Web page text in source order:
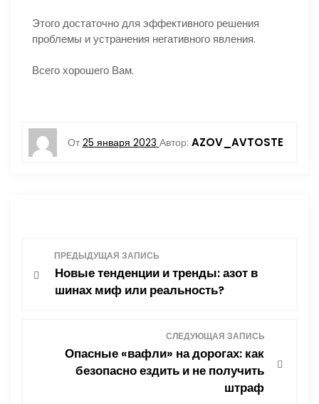
Этого достаточно для эффективного решения
проблемы и устранения негативного явления.
Всего хорошего Вам.
От 25 января 2023 Автор: AZOV_AVTOSTE
ПРЕДЫДУЩАЯ ЗАПИСЬ
Новые тенденции и тренды: азот в
шинах миф или реальность?
СЛЕДУЮЩАЯ ЗАПИСЬ
Опасные «вафли» на дорогах: как
безопасно ездить и не получить
штраф